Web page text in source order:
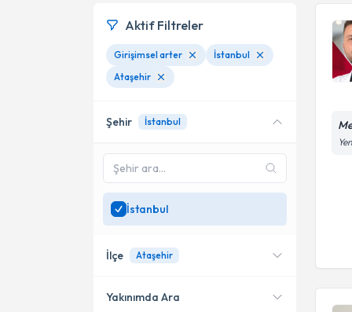
Aktif Filtreler
Girişimsel arter
İstanbul
Ataşehir
Şehir İstanbul
İstanbul
İlçe Ataşehir
Yakınımda Ara